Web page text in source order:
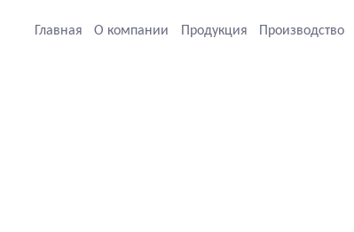
Главная О компании Продукция Производство